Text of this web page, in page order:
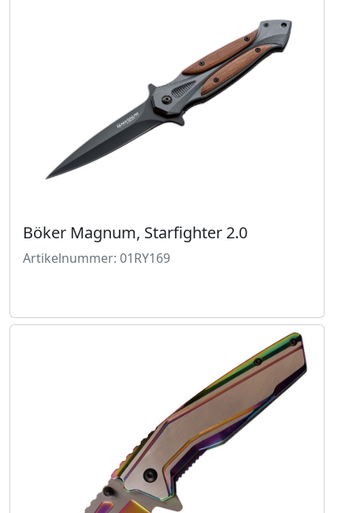
Böker Magnum, Starfighter 2.0
Artikelnummer: 01RY169